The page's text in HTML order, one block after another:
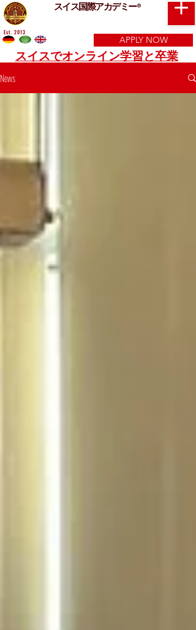
スイス国際アカデミー®
APPLY NOW
スイスでオンライン学習と卒業
Est. 2013
News